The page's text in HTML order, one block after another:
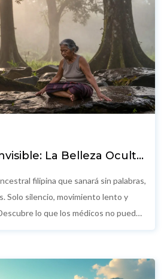
La Belleza Oculta
filipina que sanará sin palabras,
Solo silencio, movimiento lento y
lo que los médicos no pueden